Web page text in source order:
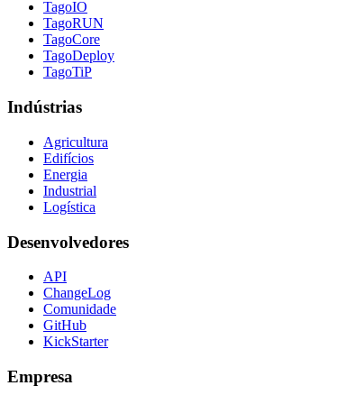
TagoIO
TagoRUN
TagoCore
TagoDeploy
TagoTiP
Indústrias
Agricultura
Edifícios
Energia
Industrial
Logística
Desenvolvedores
API
ChangeLog
Comunidade
GitHub
KickStarter
Empresa